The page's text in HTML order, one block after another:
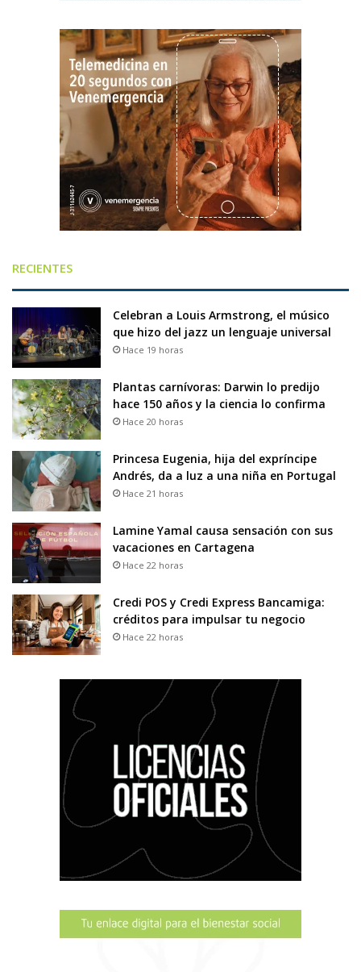
RECIENTES
Celebran a Louis Armstrong, el músico
que hizo del jazz un lenguaje universal
Hace 19 horas
Plantas carnívoras: Darwin lo predijo
hace 150 años y la ciencia lo confirma
Hace 20 horas
Princesa Eugenia, hija del expríncipe
Andrés, da a luz a una niña en Portugal
Hace 21 horas
Lamine Yamal causa sensación con sus
vacaciones en Cartagena
Hace 22 horas
Credi POS y Credi Express Bancamiga:
créditos para impulsar tu negocio
Hace 22 horas